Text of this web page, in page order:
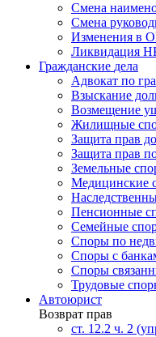
Смена
Смена
Изменения в
Ликвидация
Гражданские дела
Адвокат по
Взыскание
Возмещение
Жилищные
Защита прав
Защита прав
Земельные
Медицинские
Пенсионные
Семейные
Cпоры по
Споры с
Споры
Трудовые
Автоюрист
Возврат прав
ст. 12.2 ч. 2